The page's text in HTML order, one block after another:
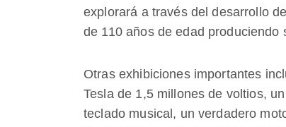
explorará a través del desarrollo
de 110 años de edad
Otras exhibiciones importantes
Tesla de 1,5 millones de voltios,
teclado musical, un verdadero